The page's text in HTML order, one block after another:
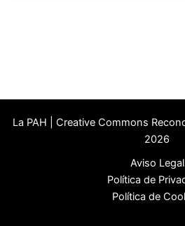
La PAH | Creative Commons
2026
Aviso Legal
Política de
Política de